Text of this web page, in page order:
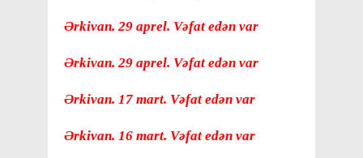
Ərkivan. 29 aprel. Vəfat edən var
Ərkivan. 29 aprel. Vəfat edən var
Ərkivan. 17 mart. Vəfat edən var
Ərkivan. 16 mart. Vəfat edən var